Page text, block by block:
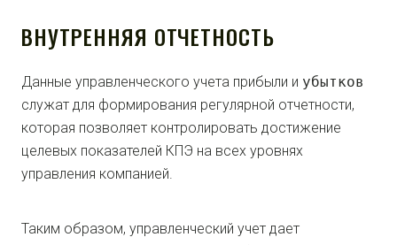
ВНУТРЕННЯЯ ОТЧЕТНОСТЬ
Данные управленческого учета прибыли и убытков
служат для формирования регулярной отчетности,
которая позволяет контролировать достижение
целевых показателей КПЭ на всех уровнях
управления компанией.
Таким образом, управленческий учет дает